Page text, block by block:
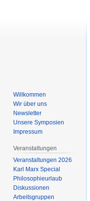
Willkommen
Wir über uns
Newsletter
Unsere Symposien
Impressum
Veranstaltungen
Veranstaltungen 2026
Karl Marx Special
Philosophieurlaub
Diskussionen
Arbeitsgruppen